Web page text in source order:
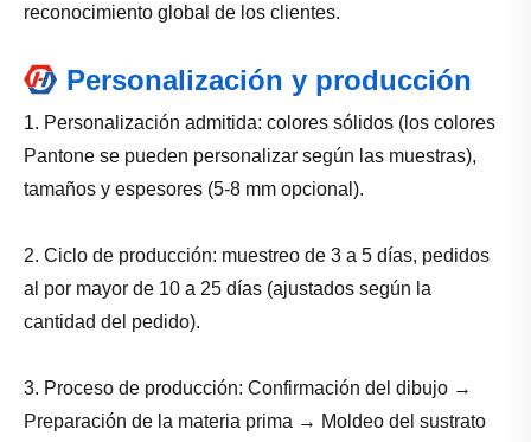
reconocimiento global de los clientes.
Personalización y producción
1. Personalización admitida: colores sólidos (los colores
Pantone se pueden personalizar según las muestras),
tamaños y espesores (5-8 mm opcional).
2. Ciclo de producción: muestreo de 3 a 5 días, pedidos
al por mayor de 10 a 25 días (ajustados según la
cantidad del pedido).
3. Proceso de producción: Confirmación del dibujo →
Preparación de la materia prima → Moldeo del sustrato